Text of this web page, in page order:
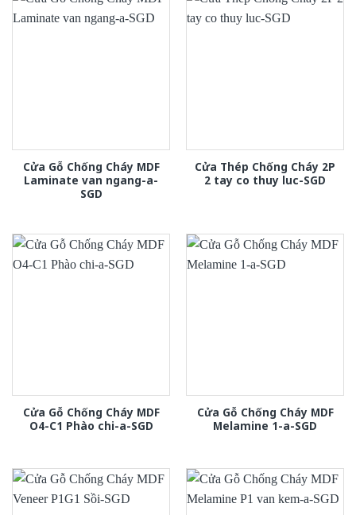
Cửa Gỗ Chống Cháy MDF
Laminate van ngang-a-
SGD
Cửa Thép Chống Cháy 2P
2 tay co thuy luc-SGD
Cửa Gỗ Chống Cháy MDF
O4-C1 Phào chi-a-SGD
Cửa Gỗ Chống Cháy MDF
Melamine 1-a-SGD